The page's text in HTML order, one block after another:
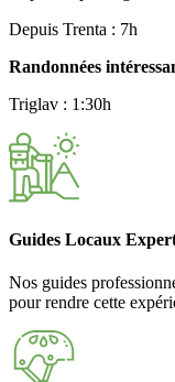
Depuis Trenta : 7h
Randonnées
Triglav : 1:30h
Guides Locaux
Nos guides
pour rendre cette